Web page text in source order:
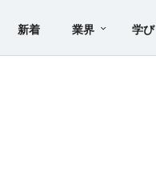
新着 業界 学び